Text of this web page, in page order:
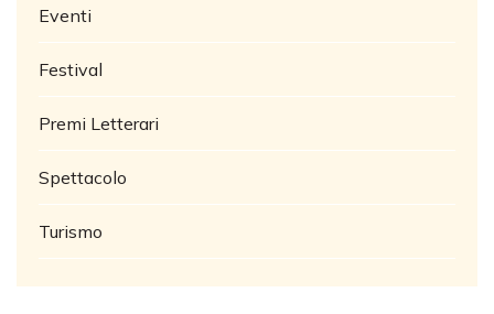
Eventi
Festival
Premi Letterari
Spettacolo
Turismo